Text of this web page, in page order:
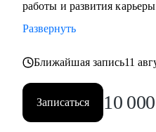
время на ее поиск,
на новый уровень дохода.
Вашей карьерной цели.
• Провести аудит и
в Вас увидели серьезно
кандидата.
работы и развития
Развернуть
Ближайшая запись11
Записаться 10 000